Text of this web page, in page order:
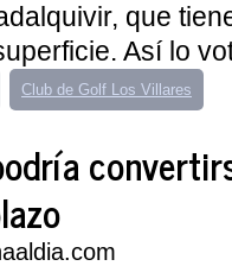
que
Así lo
Club de Golf Los Villares